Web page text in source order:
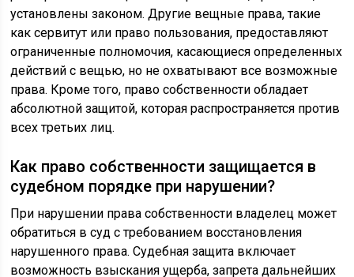
установлены законом. Другие вещные права, такие
как сервитут или право пользования, предоставляют
ограниченные полномочия, касающиеся определенных
действий с вещью, но не охватывают все возможные
права. Кроме того, право собственности обладает
абсолютной защитой, которая распространяется против
всех третьих лиц.
Как право собственности защищается в
судебном порядке при нарушении?
При нарушении права собственности владелец может
обратиться в суд с требованием восстановления
нарушенного права. Судебная защита включает
возможность взыскания ущерба, запрета дальнейших